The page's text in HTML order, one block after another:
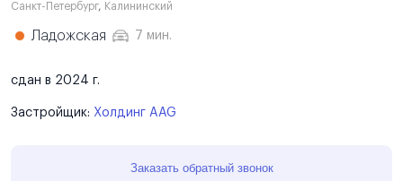
Санкт-Петербург, Калининский
Ладожская 7 мин.
сдан в 2024 г.
Застройщик: Холдинг AAG
Заказать обратный звонок